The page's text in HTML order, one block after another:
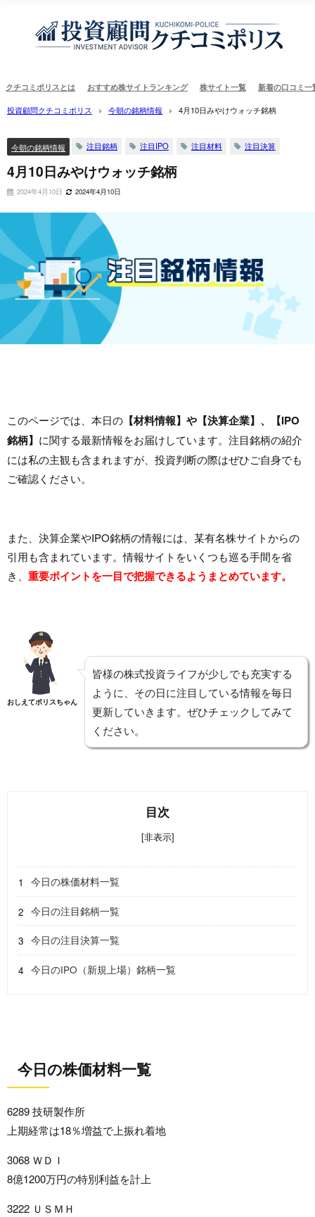
クチコミポリスとは おすすめ株サイトランキング 株サイト一覧 新着の口コミ一
投資顧問クチコミポリス 今朝の銘柄情報 4月10日みやけウォッチ銘柄
今朝の銘柄情報 注目銘柄 注目IPO 注目材料 注目決算
4月10日みやけウォッチ銘柄
2024年4月10日 2024年4月10日
このページでは、本日の 【材料情報】や【決算企業】、【IPO
銘柄】 に関する最新情報をお届けしています。注目銘柄の紹介
には私の主観も含まれますが、投資判断の際はぜひご自身でも
ご確認ください。
また、決算企業やIPO銘柄の情報には、某有名株サイトからの
引用も含まれています。情報サイトをいくつも巡る手間を省
き、 重要ポイントを一目で把握できるようまとめています。
おしえてポリスちゃん
皆様の株式投資ライフが少しでも充実する
ように、その日に注目している情報を毎日
更新していきます。ぜひチェックしてみて
ください。
目次
[非表示]
今日の株価材料一覧
今日の注目銘柄一覧
今日の注目決算一覧
今日のIPO（新規上場）銘柄一覧
今日の株価材料一覧
6289 技研製作所
上期経常は18％増益で上振れ着地
3068 ＷＤＩ
8億1200万円の特別利益を計上
3222 ＵＳＭＨ